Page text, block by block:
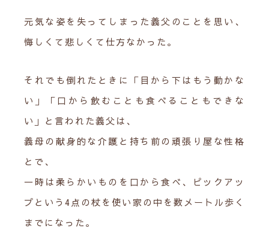
元気な姿を失ってしまった義父のことを思い、
悔しくて悲しくて仕方なかった。
それでも倒れたときに「目から下はもう動かな
い」「口から飲むことも食べることもできな
い」と言われた義父は、
義母の献身的な介護と持ち前の頑張り屋な性格
とで、
一時は柔らかいものを口から食べ、ピックアッ
プという4点の杖を使い家の中を数メートル歩く
までになった。